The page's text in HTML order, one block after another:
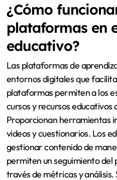
¿Cómo
plataformas en
educativo?
Las plataformas de
entornos digitales que
plataformas permiten a los
cursos y recursos educativos
Proporcionan herramientas
videos y cuestionarios. Los
gestionar contenido de
permiten un seguimiento del
través de métricas y análisis.